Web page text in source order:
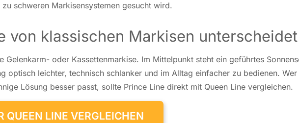
schwe­ren Mar­ki­sen­sys­te­men gesucht wird.
von klassischen Markisen unterscheidet
Ge­lenk­arm- oder Kas­set­ten­mar­ki­se. Im Mit­tel­punkt steht ein ge­führ­tes
optisch leich­ter, tech­nisch schlan­ker und im Alltag ein­fa­cher zu be­die­nen.
Lösung besser passt, sollte Prince Line direkt mit Queen Line ver­glei­chen.
QUEEN LINE VERGLEICHEN